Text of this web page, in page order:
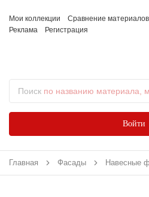
Мои коллекции Сравнение материалов
Реклама
Регистрация
Поиск по названию материала,
Войти
Главная Фасады Навесные